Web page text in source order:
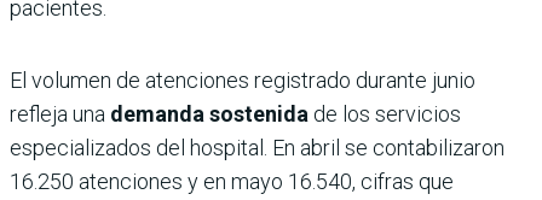
pacientes.
El volumen de atenciones registrado durante junio
refleja una demanda sostenida de los servicios
especializados del hospital. En abril se contabilizaron
16.250 atenciones y en mayo 16.540, cifras que